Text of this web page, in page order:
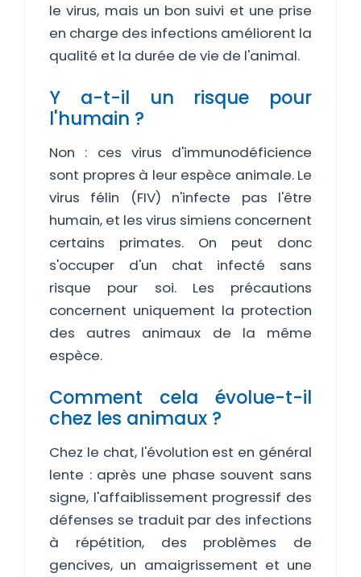
le virus, mais un bon suivi et une prise
en charge des infections améliorent la
qualité et la durée de vie de l'animal.
Y a-t-il un risque pour
l'humain ?
Non : ces virus d'immunodéficience
sont propres à leur espèce animale. Le
virus félin (FIV) n'infecte pas l'être
humain, et les virus simiens concernent
certains primates. On peut donc
s'occuper d'un chat infecté sans
risque pour soi. Les précautions
concernent uniquement la protection
des autres animaux de la même
espèce.
Comment cela évolue-t-il
chez les animaux ?
Chez le chat, l'évolution est en général
lente : après une phase souvent sans
signe, l'affaiblissement progressif des
défenses se traduit par des infections
à répétition, des problèmes de
gencives, un amaigrissement et une